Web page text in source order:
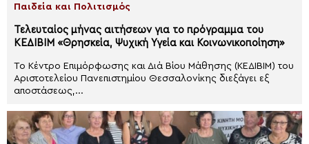
Παιδεία και Πολιτισμός
Τελευταίος μήνας αιτήσεων για το πρόγραμμα του
ΚΕΔΙΒΙΜ «Θρησκεία, Ψυχική Υγεία και Κοινωνικοποίηση»
Το Κέντρο Επιμόρφωσης και Διά Βίου Μάθησης (ΚΕΔΙΒΙΜ) του
Αριστοτελείου Πανεπιστημίου Θεσσαλονίκης διεξάγει εξ
αποστάσεως,...